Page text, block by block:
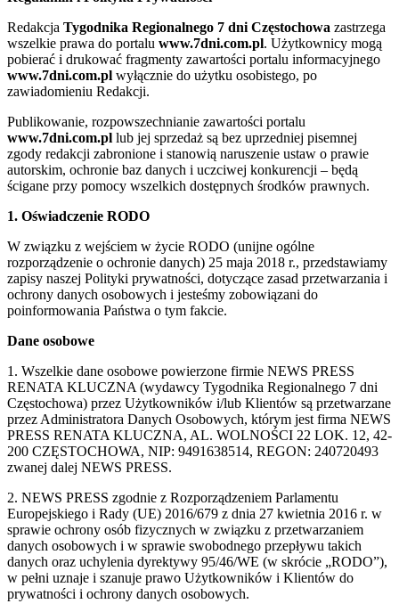
Redakcja Tygodnika Regionalnego 7 dni Częstochowa zastrzega
wszelkie prawa do portalu www.7dni.com.pl. Użytkownicy mogą
pobierać i drukować fragmenty zawartości portalu informacyjnego
www.7dni.com.pl wyłącznie do użytku osobistego, po
zawiadomieniu Redakcji.
Publikowanie, rozpowszechnianie zawartości portalu
www.7dni.com.pl lub jej sprzedaż są bez uprzedniej pisemnej
zgody redakcji zabronione i stanowią naruszenie ustaw o prawie
autorskim, ochronie baz danych i uczciwej konkurencji – będą
ścigane przy pomocy wszelkich dostępnych środków prawnych.
1. Oświadczenie RODO
W związku z wejściem w życie RODO (unijne ogólne
rozporządzenie o ochronie danych) 25 maja 2018 r., przedstawiamy
zapisy naszej Polityki prywatności, dotyczące zasad przetwarzania i
ochrony danych osobowych i jesteśmy zobowiązani do
poinformowania Państwa o tym fakcie.
Dane osobowe
1. Wszelkie dane osobowe powierzone firmie NEWS PRESS
RENATA KLUCZNA (wydawcy Tygodnika Regionalnego 7 dni
Częstochowa) przez Użytkowników i/lub Klientów są przetwarzane
przez Administratora Danych Osobowych, którym jest firma NEWS
PRESS RENATA KLUCZNA, AL. WOLNOŚCI 22 LOK. 12, 42-
200 CZĘSTOCHOWA, NIP: 9491638514, REGON: 240720493
zwanej dalej NEWS PRESS.
2. NEWS PRESS zgodnie z Rozporządzeniem Parlamentu
Europejskiego i Rady (UE) 2016/679 z dnia 27 kwietnia 2016 r. w
sprawie ochrony osób fizycznych w związku z przetwarzaniem
danych osobowych i w sprawie swobodnego przepływu takich
danych oraz uchylenia dyrektywy 95/46/WE (w skrócie „RODO”),
w pełni uznaje i szanuje prawo Użytkowników i Klientów do
prywatności i ochrony danych osobowych.